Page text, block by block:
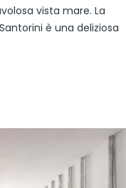
vista mare. La
è una deliziosa